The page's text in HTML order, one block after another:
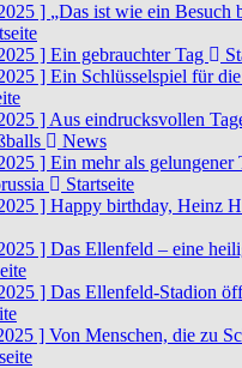
] „Das ist wie ein Besuch
] Ein gebrauchter Tag
] Ein Schlüsselspiel für
] Aus eindrucksvollen
News
] Ein mehr als gelungener
Startseite
] Happy birthday, Heinz
] Das Ellenfeld – eine
] Das Ellenfeld-Stadion
] Von Menschen, die zu